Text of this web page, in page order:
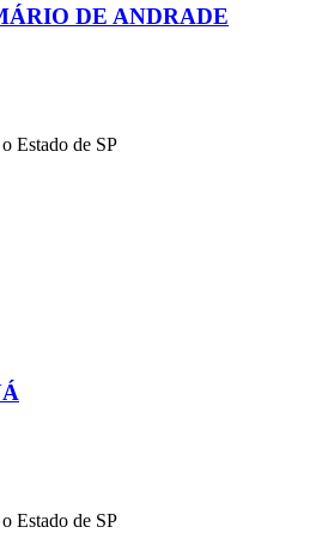
DE ANDRADE
Estado de SP
Estado de SP